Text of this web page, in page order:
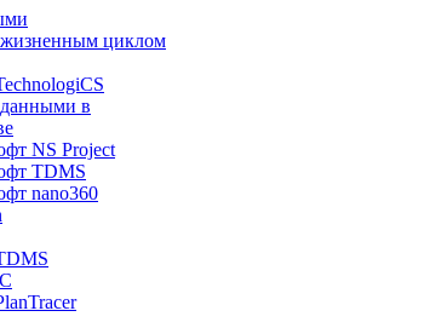
циклом
в
NS Project
TDMS
nano360